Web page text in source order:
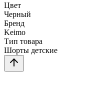
Цвет
Черный
Бренд
Keimo
Тип товара
Шорты детские